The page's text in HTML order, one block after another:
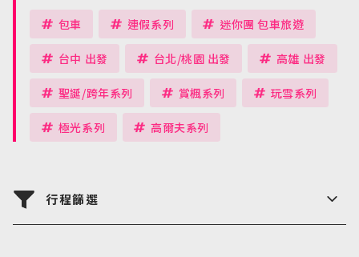
包車 連假系列 迷你團 包車旅遊
台中 出發 台北/桃園 出發 高雄 出發
聖誕/跨年系列 賞楓系列 玩雪系列
極光系列 高爾夫系列
行程篩選